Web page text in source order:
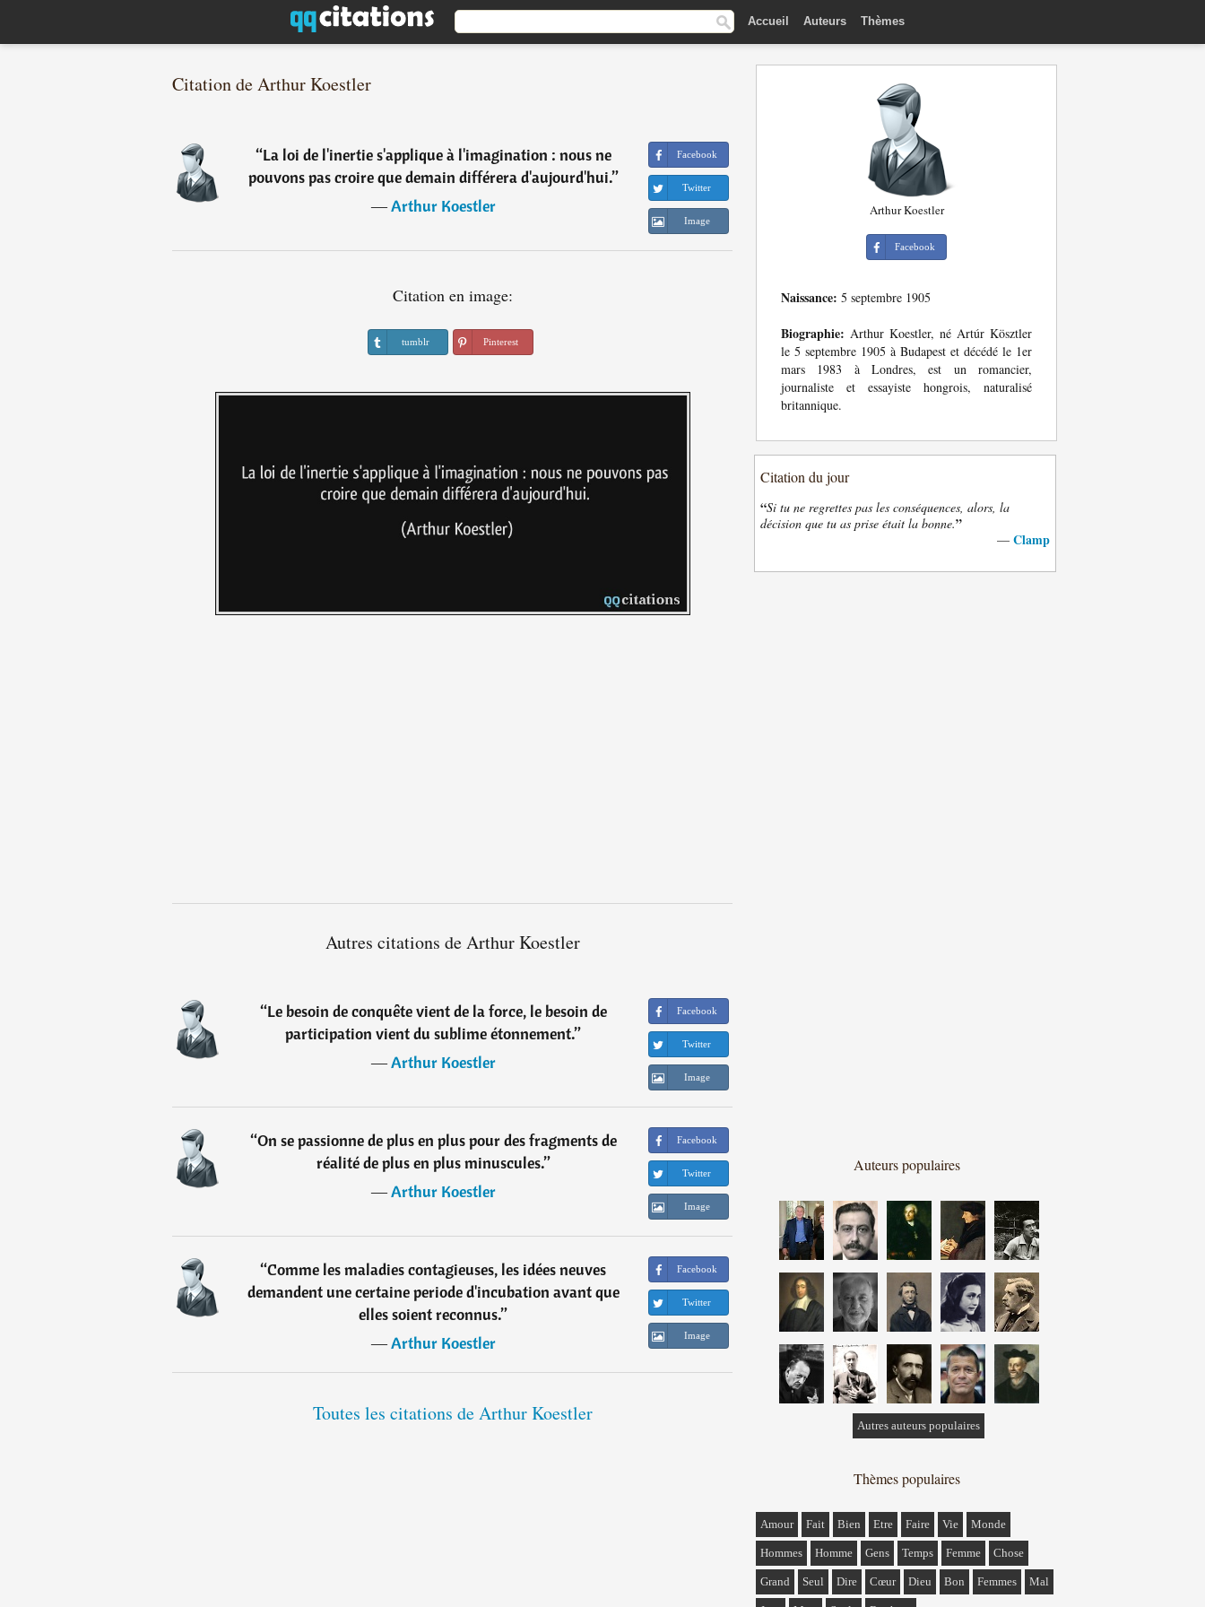
Accueil Auteurs Thèmes
Citation de Arthur Koestler
“La loi de l'inertie s'applique à l'imagination : nous ne
pouvons pas croire que demain différera d'aujourd'hui.”
―Arthur Koestler
Facebook
Twitter
Image
Citation en image:
tumblr Pinterest
Autres citations de Arthur Koestler
“Le besoin de conquête vient de la force, le besoin de
participation vient du sublime étonnement.”
―Arthur Koestler
Facebook
Twitter
Image
“On se passionne de plus en plus pour des fragments de
réalité de plus en plus minuscules.”
―Arthur Koestler
Facebook
Twitter
Image
“Comme les maladies contagieuses, les idées neuves
demandent une certaine periode d'incubation avant que
elles soient reconnus.”
―Arthur Koestler
Facebook
Twitter
Image
Toutes les citations de Arthur Koestler
Arthur Koestler
Facebook
Naissance: 5 septembre 1905
Biographie: Arthur Koestler, né Artúr Kösztler
le 5 septembre 1905 à Budapest et décédé le 1er
mars 1983 à Londres, est un romancier,
journaliste et essayiste hongrois, naturalisé
britannique.
Citation du jour
“Si tu ne regrettes pas les conséquences, alors, la
décision que tu as prise était la bonne.”
— Clamp
Auteurs populaires
Autres auteurs populaires
Thèmes populaires
Amour Fait Bien Etre Faire Vie Monde
Hommes Homme Gens Temps Femme Chose
Grand Seul Dire Cœur Dieu Bon Femmes Mal